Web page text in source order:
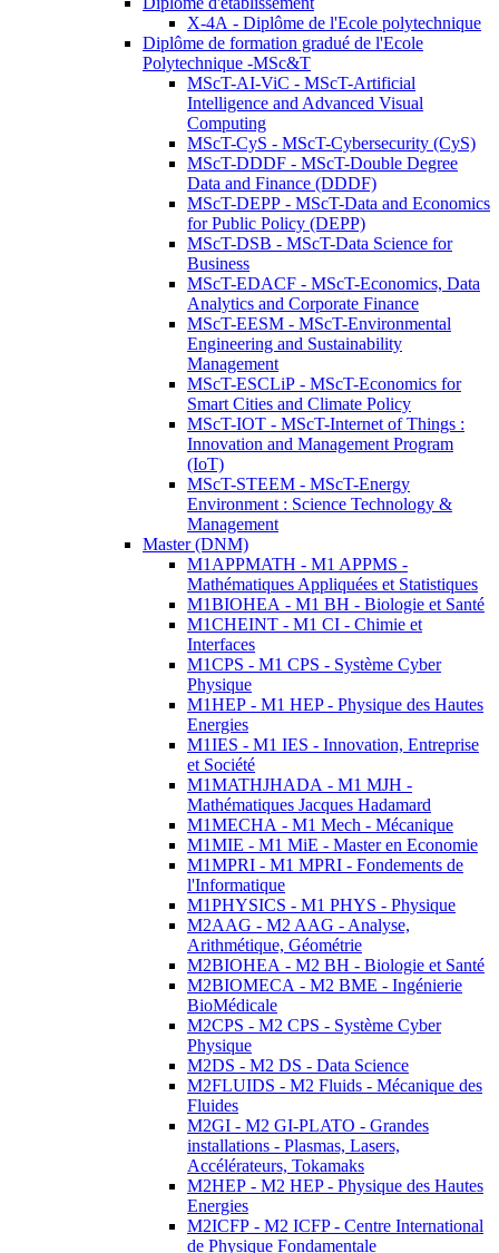
X-4A - Diplôme de l'Ecole polytechnique
Diplôme de formation gradué de l'Ecole
Polytechnique -MSc&T
MScT-AI-ViC - MScT-Artificial
Intelligence and Advanced Visual
Computing
MScT-CyS - MScT-Cybersecurity (CyS)
MScT-DDDF - MScT-Double Degree
Data and Finance (DDDF)
MScT-DEPP - MScT-Data and Economics
for Public Policy (DEPP)
MScT-DSB - MScT-Data Science for
Business
MScT-EDACF - MScT-Economics, Data
Analytics and Corporate Finance
MScT-EESM - MScT-Environmental
Engineering and Sustainability
Management
MScT-ESCLiP - MScT-Economics for
Smart Cities and Climate Policy
MScT-IOT - MScT-Internet of Things :
Innovation and Management Program
(IoT)
MScT-STEEM - MScT-Energy
Environment : Science Technology &
Management
Master (DNM)
M1APPMATH - M1 APPMS -
Mathématiques Appliquées et Statistiques
M1BIOHEA - M1 BH - Biologie et Santé
M1CHEINT - M1 CI - Chimie et
Interfaces
M1CPS - M1 CPS - Système Cyber
Physique
M1HEP - M1 HEP - Physique des Hautes
Energies
M1IES - M1 IES - Innovation, Entreprise
et Société
M1MATHJHADA - M1 MJH -
Mathématiques Jacques Hadamard
M1MECHA - M1 Mech - Mécanique
M1MIE - M1 MiE - Master en Economie
M1MPRI - M1 MPRI - Fondements de
l'Informatique
M1PHYSICS - M1 PHYS - Physique
M2AAG - M2 AAG - Analyse,
Arithmétique, Géométrie
M2BIOHEA - M2 BH - Biologie et Santé
M2BIOMECA - M2 BME - Ingénierie
BioMédicale
M2CPS - M2 CPS - Système Cyber
Physique
M2DS - M2 DS - Data Science
M2FLUIDS - M2 Fluids - Mécanique des
Fluides
M2GI - M2 GI-PLATO - Grandes
installations - Plasmas, Lasers,
Accélérateurs, Tokamaks
M2HEP - M2 HEP - Physique des Hautes
Energies
M2ICFP - M2 ICFP - Centre International
de Physique Fondamentale